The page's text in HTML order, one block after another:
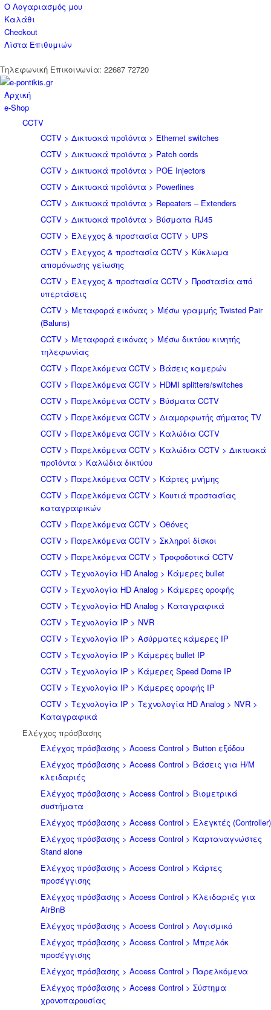
Ο Λογαριασμός μου
Καλάθι
Checkout
Λίστα Επιθυμιών
Tηλεφωνική Επικοινωνία: 22687 72720
Αρχική
e-Shop
CCTV
CCTV > Δικτυακά προϊόντα > Ethernet switches
CCTV > Δικτυακά προϊόντα > Patch cords
CCTV > Δικτυακά προϊόντα > POE Injectors
CCTV > Δικτυακά προϊόντα > Powerlines
CCTV > Δικτυακά προϊόντα > Repeaters – Extenders
CCTV > Δικτυακά προϊόντα > Βύσματα RJ45
CCTV > Έλεγχος & προστασία CCTV > UPS
CCTV > Έλεγχος & προστασία CCTV > Κύκλωμα
απομόνωσης γείωσης
CCTV > Έλεγχος & προστασία CCTV > Προστασία από
υπερτάσεις
CCTV > Μεταφορά εικόνας > Μέσω γραμμής Twisted Pair
(Baluns)
CCTV > Μεταφορά εικόνας > Μέσω δικτύου κινητής
τηλεφωνίας
CCTV > Παρελκόμενα CCTV > Bάσεις καμερών
CCTV > Παρελκόμενα CCTV > HDMI splitters/switches
CCTV > Παρελκόμενα CCTV > Βύσματα CCTV
CCTV > Παρελκόμενα CCTV > Διαμορφωτής σήματος TV
CCTV > Παρελκόμενα CCTV > Καλώδια CCTV
CCTV > Παρελκόμενα CCTV > Καλώδια CCTV > Δικτυακά
προϊόντα > Καλώδια δικτύου
CCTV > Παρελκόμενα CCTV > Κάρτες μνήμης
CCTV > Παρελκόμενα CCTV > Κουτιά προστασίας
καταγραφικών
CCTV > Παρελκόμενα CCTV > Οθόνες
CCTV > Παρελκόμενα CCTV > Σκληροί δίσκοι
CCTV > Παρελκόμενα CCTV > Τροφοδοτικά CCTV
CCTV > Τεχνολογία HD Analog > Κάμερες bullet
CCTV > Τεχνολογία HD Analog > Κάμερες οροφής
CCTV > Τεχνολογία HD Analog > Καταγραφικά
CCTV > Τεχνολογία IP > NVR
CCTV > Τεχνολογία IP > Ασύρματες κάμερες IP
CCTV > Τεχνολογία IP > Κάμερες bullet IP
CCTV > Τεχνολογία IP > Κάμερες Speed Dome IP
CCTV > Τεχνολογία IP > Κάμερες οροφής IP
CCTV > Τεχνολογία IP > Τεχνολογία HD Analog > NVR >
Καταγραφικά
Ελέγχος πρόσβασης
Ελέγχος πρόσβασης > Access Control > Button εξόδου
Ελέγχος πρόσβασης > Access Control > Βάσεις για Η/Μ
κλειδαριές
Ελέγχος πρόσβασης > Access Control > Βιομετρικά
συστήματα
Ελέγχος πρόσβασης > Access Control > Ελεγκτές (Controller)
Ελέγχος πρόσβασης > Access Control > Καρταναγνώστες
Stand alone
Ελέγχος πρόσβασης > Access Control > Κάρτες
προσέγγισης
Ελέγχος πρόσβασης > Access Control > Κλειδαριές για
AirBnB
Ελέγχος πρόσβασης > Access Control > Λογισμικό
Ελέγχος πρόσβασης > Access Control > Μπρελόκ
προσέγγισης
Ελέγχος πρόσβασης > Access Control > Παρελκόμενα
Ελέγχος πρόσβασης > Access Control > Σύστημα
χρονοπαρουσίας